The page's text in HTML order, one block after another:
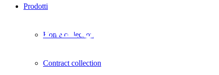
Prodotti
Home collection
Contract collection
Moderno